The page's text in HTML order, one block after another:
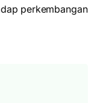
perkembangan